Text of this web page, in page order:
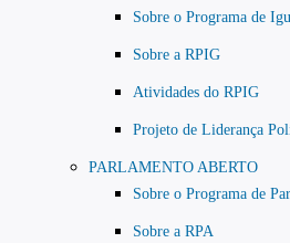
Sobre o Programa de
Sobre a RPIG
Atividades do RPIG
Projeto de Liderança
PARLAMENTO ABERTO
Sobre o Programa de
Sobre a RPA